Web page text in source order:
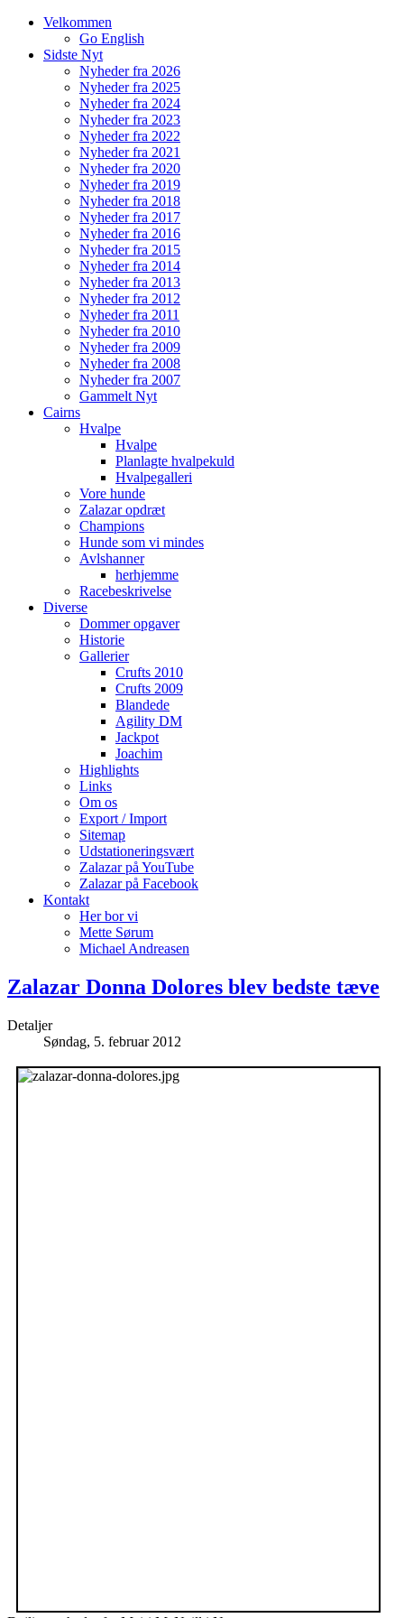
Velkommen
Go English
Sidste Nyt
Nyheder fra 2026
Nyheder fra 2025
Nyheder fra 2024
Nyheder fra 2023
Nyheder fra 2022
Nyheder fra 2021
Nyheder fra 2020
Nyheder fra 2019
Nyheder fra 2018
Nyheder fra 2017
Nyheder fra 2016
Nyheder fra 2015
Nyheder fra 2014
Nyheder fra 2013
Nyheder fra 2012
Nyheder fra 2011
Nyheder fra 2010
Nyheder fra 2009
Nyheder fra 2008
Nyheder fra 2007
Gammelt Nyt
Cairns
Hvalpe
Hvalpe
Planlagte hvalpekuld
Hvalpegalleri
Vore hunde
Zalazar opdræt
Champions
Hunde som vi mindes
Avlshanner
herhjemme
Racebeskrivelse
Diverse
Dommer opgaver
Historie
Gallerier
Crufts 2010
Crufts 2009
Blandede
Agility DM
Jackpot
Joachim
Highlights
Links
Om os
Export / Import
Sitemap
Udstationeringsvært
Zalazar på YouTube
Zalazar på Facebook
Kontakt
Her bor vi
Mette Sørum
Michael Andreasen
Zalazar Donna Dolores blev bedste tæve
Detaljer
Søndag, 5. februar 2012